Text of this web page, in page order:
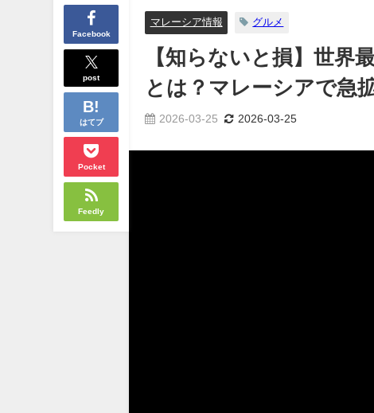
Facebook
post
はてブ
Pocket
Feedly
マレーシア情報 グルメ
【知らないと損】世界
とは？マレーシアで急
2026-03-25 2026-03-25